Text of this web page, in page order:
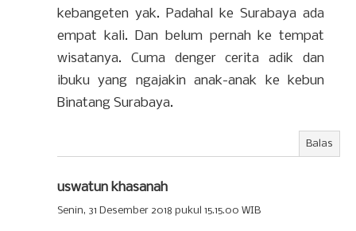
kebangeten yak. Padahal ke Surabaya ada
empat kali. Dan belum pernah ke tempat
wisatanya. Cuma denger cerita adik dan
ibuku yang ngajakin anak-anak ke kebun
Binatang Surabaya.
Balas
uswatun khasanah
Senin, 31 Desember 2018 pukul 15.15.00 WIB